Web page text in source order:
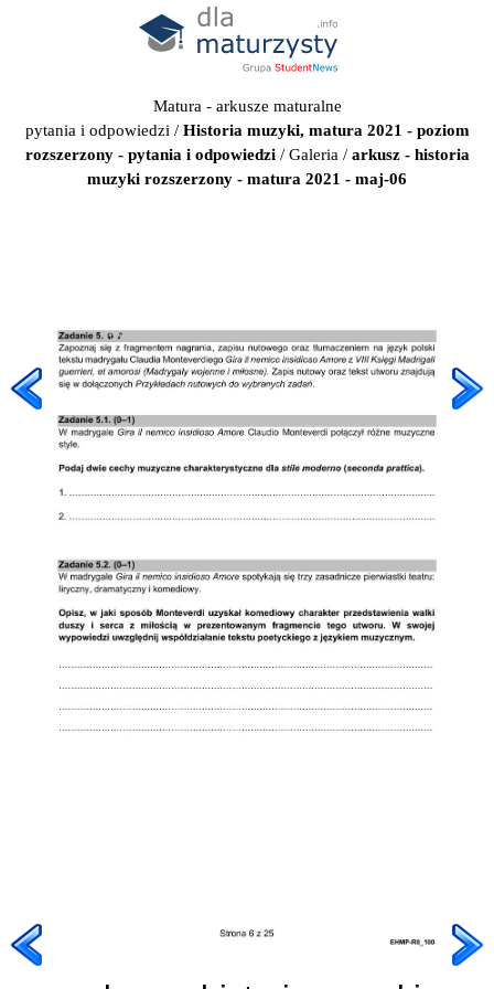
Matura - arkusze maturalne
pytania i odpowiedzi / Historia muzyki, matura 2021 - poziom
rozszerzony - pytania i odpowiedzi/ Galeria / arkusz - historia
muzyki rozszerzony - matura 2021 - maj-06